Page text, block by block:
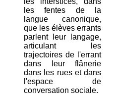
les fentes de la
langue canonique,
que les élèves errants
parlent leur langage,
articulant les
trajectoires de l'errant
dans leur flânerie
dans les rues et dans
l'espace de
conversation sociale.